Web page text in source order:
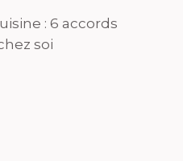
: 6 accords
soi